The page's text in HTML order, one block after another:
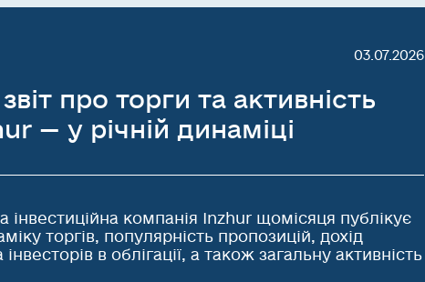
03.07.2026
про торги та активність
— у річній динаміці
інвестиційна компанія Inzhur щомісяця публікує
торгів, популярність пропозицій, дохід
в облігації, а також загальну активність